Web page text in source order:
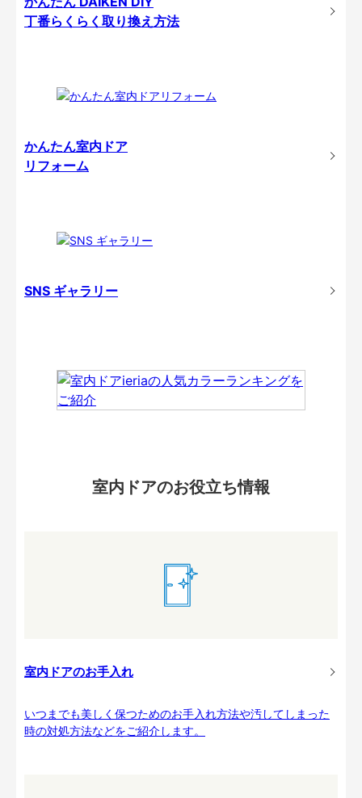
丁番らくらく取り換え方法
かんたん室内ドア
リフォーム
SNS ギャラリー
室内ドアのお役立ち情報
室内ドアのお手入れ
いつまでも美しく保つためのお手入れ方法や汚してしまった
時の対処方法などをご紹介します。